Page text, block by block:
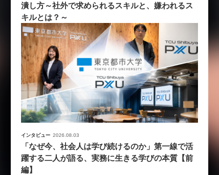
潰し方～社外で求められるスキルと、嫌われるス
キルとは？～
インタビュー 2026.08.03
「なぜ今、社会人は学び続けるのか」第一線で活
躍する二人が語る、実務に生きる学びの本質【前
編】